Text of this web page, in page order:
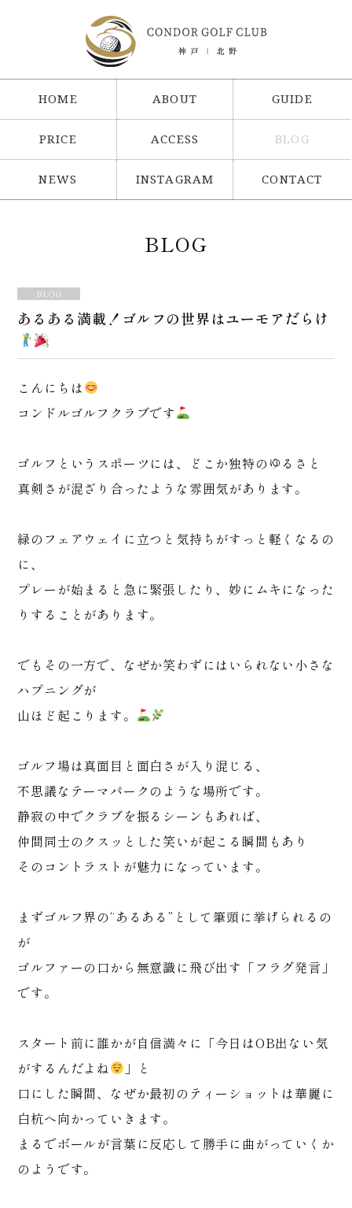
HOME ABOUT GUIDE
PRICE ACCESS BLOG
NEWS INSTAGRAM CONTACT
BLOG
BLOG
あるある満載！ゴルフの世界はユーモアだらけ
こんにちは
コンドルゴルフクラブです
ゴルフというスポーツには、どこか独特のゆるさと
真剣さが混ざり合ったような雰囲気があります。
緑のフェアウェイに立つと気持ちがすっと軽くなるの
に、
プレーが始まると急に緊張したり、妙にムキになった
りすることがあります。
でもその一方で、なぜか笑わずにはいられない小さな
ハプニングが
山ほど起こります。
ゴルフ場は真面目と面白さが入り混じる、
不思議なテーマパークのような場所です。
静寂の中でクラブを振るシーンもあれば、
仲間同士のクスッとした笑いが起こる瞬間もあり
そのコントラストが魅力になっています。
まずゴルフ界の“あるある”として筆頭に挙げられるの
が
ゴルファーの口から無意識に飛び出す「フラグ発言」
です。
スタート前に誰かが自信満々に「今日はOB出ない気
がするんだよね
」と
口にした瞬間、なぜか最初のティーショットは華麗に
白杭へ向かっていきます。
まるでボールが言葉に反応して勝手に曲がっていくか
のようです。